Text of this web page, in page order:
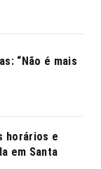
“Não é mais
horários e
em Santa